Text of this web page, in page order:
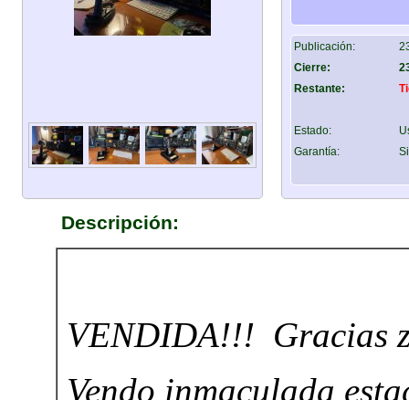
Publicación:
Cierre:
Restante:
Estado:
Garantía:
Si
Descripción: